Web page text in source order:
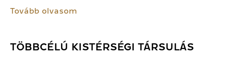
Tovább olvasom
TÖBBCÉLÚ KISTÉRSÉGI TÁRSULÁS